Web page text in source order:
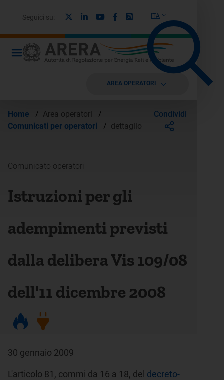
ITA
Seguici su: LinkedinYoutubeFacebook
Instagram
AREA OPERATORI
Home / Area operatori
/
Comunicati per operatori
/ dettaglio
Condividi
Comunicato operatori
Istruzioni per gli
adempimenti previsti
dalla delibera Vis 109/08
dell'11 dicembre 2008
30 gennaio 2009
L'articolo 81, commi da 16 a 18, del decreto-